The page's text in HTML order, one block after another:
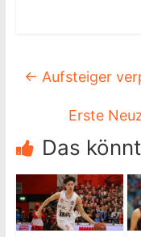
← Aufsteiger
Erste
Das